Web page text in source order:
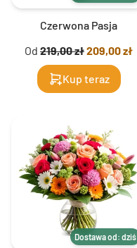
Czerwona Pasja
Od 219,00 zł209,00 zł
Kup teraz
Dostawa od: dziś